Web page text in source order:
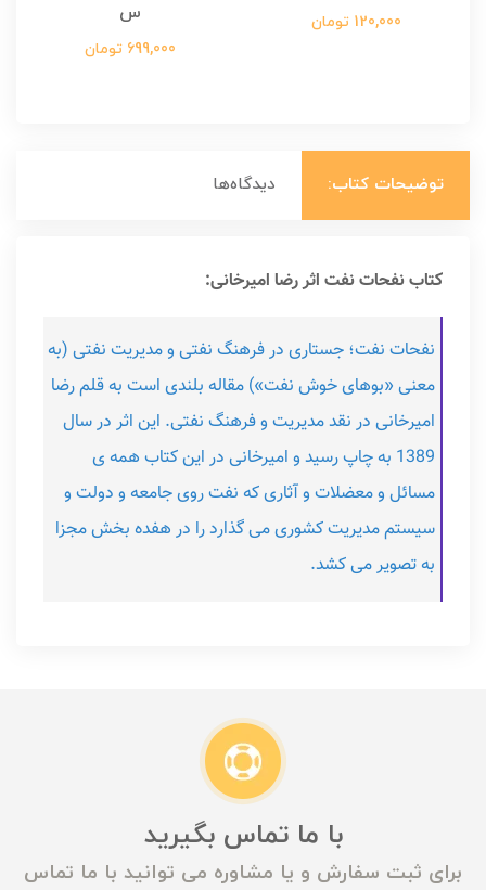
120,000 تومان
س
699,000 تومان
توضیحات کتاب: دیدگاه‌ها
کتاب نفحات نفت اثر رضا امیرخانی:
نفحات نفت؛ جستاری در فرهنگ نفتی و مدیریت نفتی (به
معنی «بوهای خوش نفت») مقاله بلندی است به قلم رضا
امیرخانی در نقد مدیریت و فرهنگ نفتی. این اثر در سال
1389 به چاپ رسید و امیرخانی در این کتاب همه ی
مسائل و معضلات و آثاری که نفت روی جامعه و دولت و
سیستم مدیریت کشوری می گذارد را در هفده بخش مجزا
به تصویر می کشد.
با ما تماس بگیرید
برای ثبت سفارش و یا مشاوره می توانید با ما تماس